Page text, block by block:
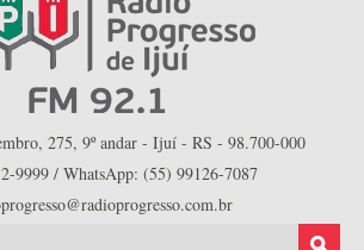
275, 9º andar - Ijuí - RS - 98.700-000
9999 / WhatsApp: (55) 99126-7087